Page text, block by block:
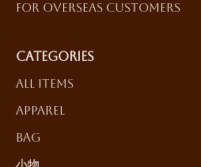
For Overseas Customers
Categories
All Items
Apparel
Bag
小物